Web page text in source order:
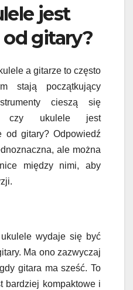
jest
od gitary?
a gitarze to często
stają początkujący
cieszą się
czy ukulele jest
od gitary? Odpowiedź
ale można
między nimi, aby
wydaje się być
Ma ono zazwyczaj
gitara ma sześć. To
bardziej kompaktowe i